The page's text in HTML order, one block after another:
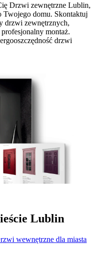
Drzwi zewnętrzne Lublin,
Twojego domu. Skontaktuj
drzwi zewnętrznych,
montaż.
drzwi
Lublin
wewnętrzne dla miasta